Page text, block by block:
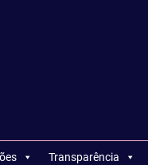
Transparência